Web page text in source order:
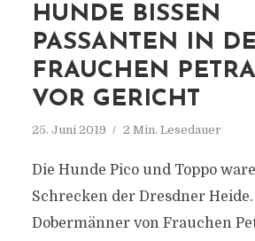
HUNDE BISSEN
PASSANTEN IN
FRAUCHEN
VOR GERICHT
25. Juni 2019 2 Min. Lesedauer
Die Hunde Pico und Toppo
Schrecken der Dresdner
Dobermänner von Frauchen